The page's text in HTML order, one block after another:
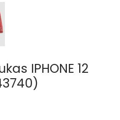
IPHONE 12